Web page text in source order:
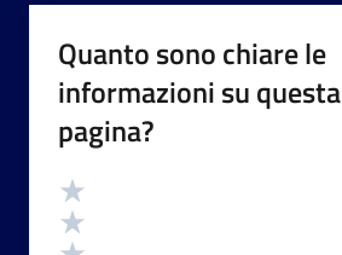
Quanto sono chiare le
informazioni su questa
pagina?
Valutazione